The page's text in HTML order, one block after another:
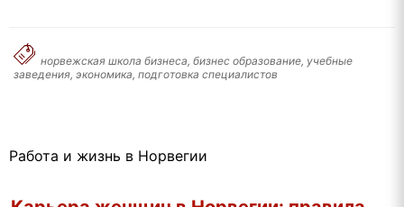
норвежская школа бизнеса, бизнес образование, учебные
заведения, экономика, подготовка специалистов
Работа и жизнь в Норвегии